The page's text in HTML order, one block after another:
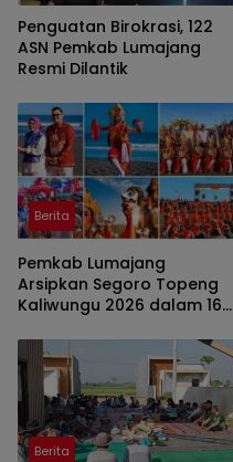
Penguatan Birokrasi, 122
ASN Pemkab Lumajang
Resmi Dilantik
Berita
Pemkab Lumajang
Arsipkan Segoro Topeng
Kaliwungu 2026 dalam 160
Berita